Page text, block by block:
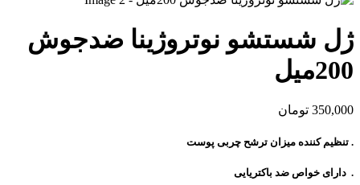
ژل شستشو نوتروژینا ضدجوش
200میل
350,000 تومان
. تنظیم کننده میزان ترشح چربی پوست
. دارای خواص ضد باکتریایی